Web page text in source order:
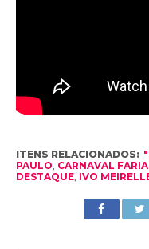
ITENS RELACIONADOS:
PAULO CARNAVAL
DESTAQUE, IVO